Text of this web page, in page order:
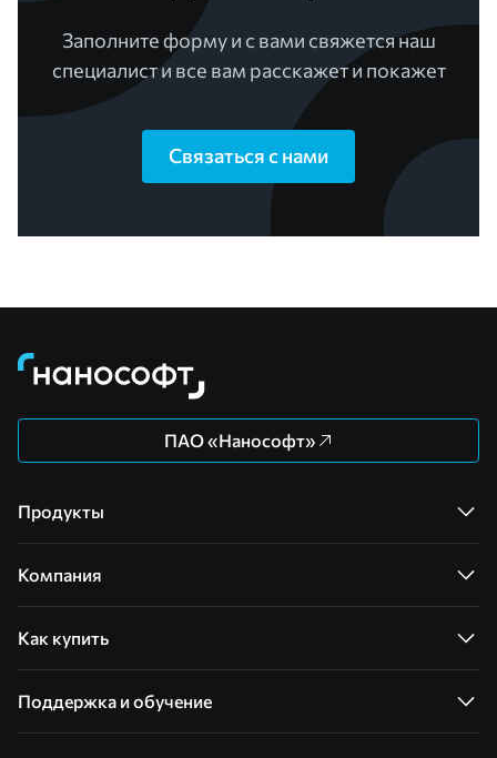
Заполните форму и с вами свяжется наш
специалист и все вам расскажет и покажет
Связаться с нами
ПАО «Нанософт»
Продукты
Компания
Как купить
Поддержка и обучение